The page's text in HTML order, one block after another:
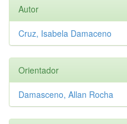
Autor
Cruz, Isabela Damaceno
Orientador
Damasceno, Allan Rocha